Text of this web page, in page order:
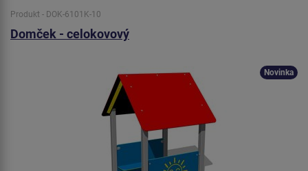
Produkt - DOK-6101K-10
Domček - celokovový
Novinka